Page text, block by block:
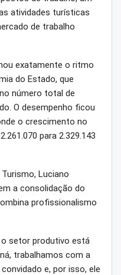
atividades turísticas
de trabalho
exatamente o ritmo
do Estado, que
número total de
O desempenho ficou
o crescimento no
para 2.329.143
Luciano
a consolidação do
profissionalismo
setor produtivo está
trabalhamos com a
e, por isso, ele